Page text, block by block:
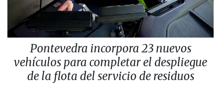
Pontevedra incorpora 23 nuevos
vehículos para completar el despliegue
de la flota del servicio de residuos